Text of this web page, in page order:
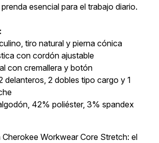
esencial para el trabajo diario.
tiro natural y pierna cónica
con cordón ajustable
con cremallera y botón
delanteros, 2 dobles tipo cargo y 1
42% poliéster, 3% spandex
Cherokee Workwear Core Stretch: el